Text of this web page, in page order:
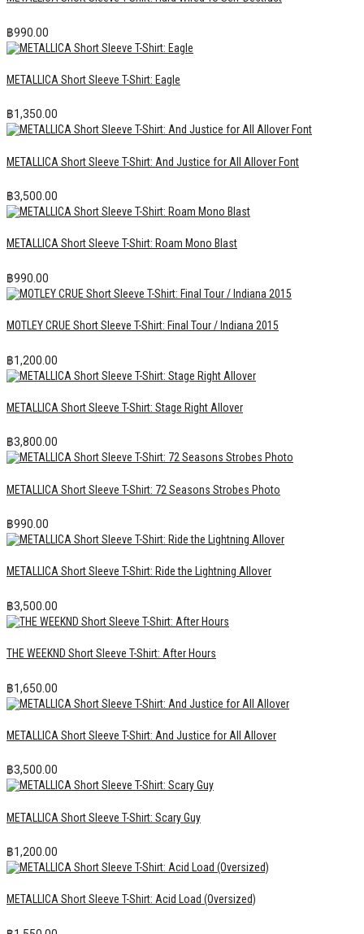
฿990.00
METALLICA Short Sleeve T-Shirt: Eagle
฿1,350.00
METALLICA Short Sleeve T-Shirt: And Justice for All Allover Font
฿3,500.00
METALLICA Short Sleeve T-Shirt: Roam Mono Blast
฿990.00
MOTLEY CRUE Short Sleeve T-Shirt: Final Tour / Indiana 2015
฿1,200.00
METALLICA Short Sleeve T-Shirt: Stage Right Allover
฿3,800.00
METALLICA Short Sleeve T-Shirt: 72 Seasons Strobes Photo
฿990.00
METALLICA Short Sleeve T-Shirt: Ride the Lightning Allover
฿3,500.00
THE WEEKND Short Sleeve T-Shirt: After Hours
฿1,650.00
METALLICA Short Sleeve T-Shirt: And Justice for All Allover
฿3,500.00
METALLICA Short Sleeve T-Shirt: Scary Guy
฿1,200.00
METALLICA Short Sleeve T-Shirt: Acid Load (Oversized)